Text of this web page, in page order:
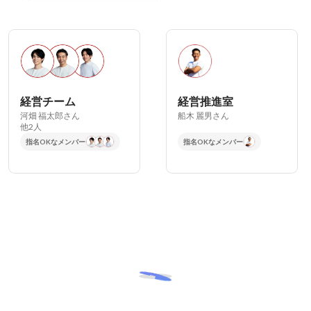
経営チーム
河畑 福太郎さん
他2人
指名OKなメンバー
経営推進室
船木 麗男さん
指名OKなメンバー